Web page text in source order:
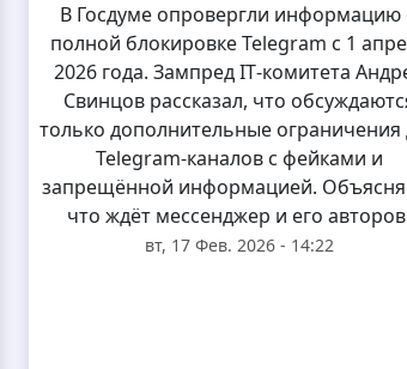
В Госдуме опровергли информацию
полной блокировке Telegram с 1
2026 года. Зампред IT‑комитета
Свинцов рассказал, что
только дополнительные ограничения
Telegram‑каналов с фейками и
запрещённой информацией.
что ждёт мессенджер и его
вт, 17 Фев. 2026 - 14:22